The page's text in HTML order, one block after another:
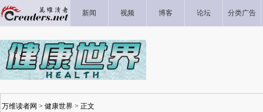
新闻 视频 博客 论坛 分类广告
万维读者网 > 健康世界 > 正文